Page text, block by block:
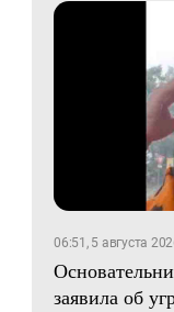
06:51, 5 августа
заявила об